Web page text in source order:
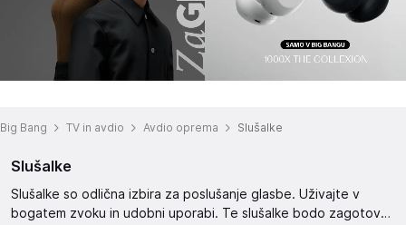
Big Bang TV in avdio Avdio oprema Slušalke
Slušalke
Slušalke so odlična izbira za poslušanje glasbe. Uživajte v
bogatem zvoku in udobni uporabi. Te slušalke bodo zagotovo